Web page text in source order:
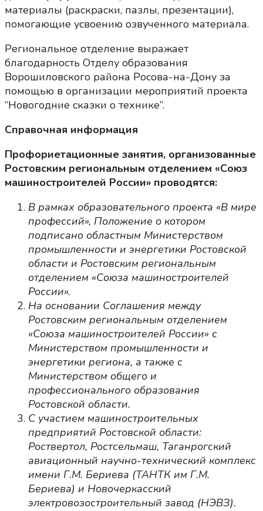
материалы (раскраски, пазлы, презентации),
помогающие усвоению озвученного материала.
Региональное отделение выражает
благодарность Отделу образования
Ворошиловского района Росова-на-Дону за
помощью в организации мероприятий проекта
“Новогодние сказки о технике”.
Справочная информация
Профориетационные занятия, организованные
Ростовским региональным отделением «Союз
машиностроителей России» проводятся:
В рамках образовательного проекта «В мире
профессий», Положение о котором
подписано областным Министерством
промышленности и энергетики Ростовской
области и Ростовским региональным
отделением «Союза машиностроителей
России».
На основании Соглашения между
Ростовским региональным отделением
«Союза машиностроителей России» с
Министерством промышленности и
энергетики региона, а также с
Министерством общего и
профессионального образования
Ростовской области.
С участием машиностроительных
предприятий Ростовской области:
Роствертол, Ростсельмаш, Таганрогский
авиационный научно-технический комплекс
имени Г.М. Бериева (ТАНТК им Г.М.
Бериева) и Новочеркасский
электровозостроительный завод (НЭВЗ).